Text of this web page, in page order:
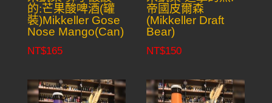
的:芒果酸啤酒(罐
裝)Mikkeller Gose
Nose Mango(Can)
NT$165
帝國皮爾森
(Mikkeller Draft
Bear)
NT$150